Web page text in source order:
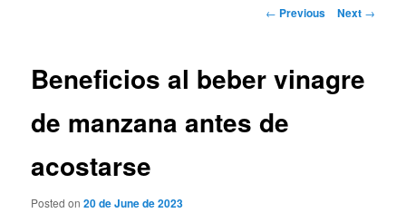
Post
← Previous Next →
Beneficios al beber vinagre
de manzana antes de
acostarse
Posted on20 de June de 2023